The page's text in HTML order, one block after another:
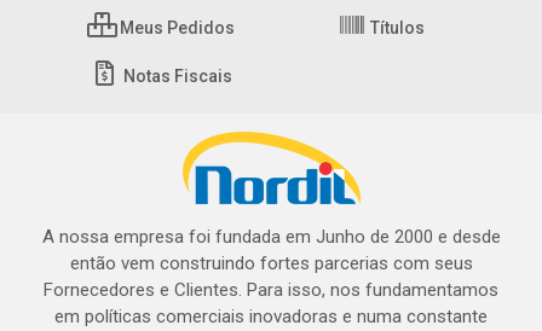
Meus Pedidos Títulos
Notas Fiscais
A nossa empresa foi fundada em Junho de 2000 e desde
então vem construindo fortes parcerias com seus
Fornecedores e Clientes. Para isso, nos fundamentamos
em políticas comerciais inovadoras e numa constante